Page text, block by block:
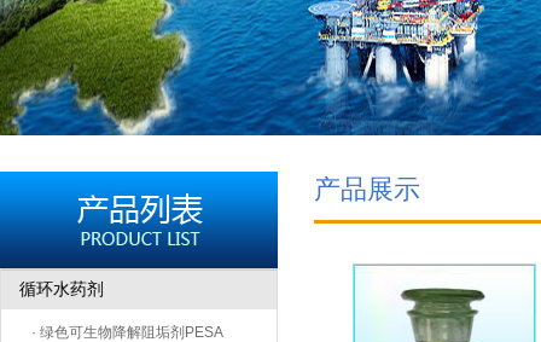
循环水药剂
· 绿色可生物降解阻垢剂PESA
产品展示